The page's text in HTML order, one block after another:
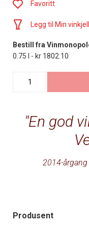
En god
2014-
Produsent
Favoritt
Legg til Min
Bestill fra
0.75 l - kr 1802.10